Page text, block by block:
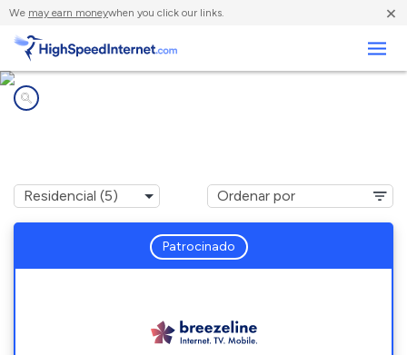
We may earn moneywhen you click our links. ×
Patrocinado